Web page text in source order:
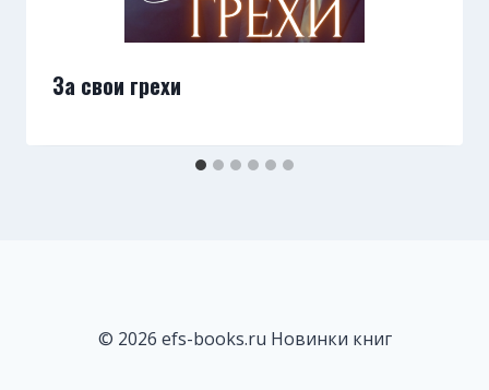
За свои грехи
© 2026 efs-books.ru Новинки книг